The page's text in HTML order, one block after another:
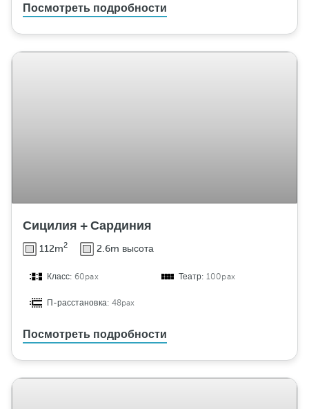
Посмотреть подробности
Сицилия + Сардиния
112m2 2.6m высота
Класс:60pax Театр:100pax
П-расстановка: 48pax
Посмотреть подробности